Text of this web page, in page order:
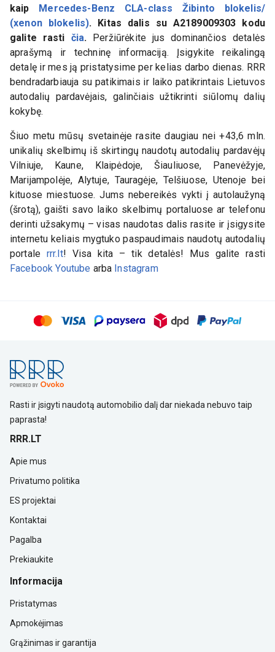
kaip Mercedes-Benz CLA-class Žibinto blokelis/
(xenon blokelis). Kitas dalis su A2189009303 kodu
galite rasti čia. Peržiūrėkite jus dominančios detalės
aprašymą ir techninę informaciją. Įsigykite reikalingą
detalę ir mes ją pristatysime per kelias darbo dienas. RRR
bendradarbiauja su patikimais ir laiko patikrintais Lietuvos
autodalių pardavėjais, galinčiais užtikrinti siūlomų dalių
kokybę.
Šiuo metu mūsų svetainėje rasite daugiau nei +43,6 mln.
unikalių skelbimų iš skirtingų naudotų autodalių pardavėjų
Vilniuje, Kaune, Klaipėdoje, Šiauliuose, Panevėžyje,
Marijampolėje, Alytuje, Tauragėje, Telšiuose, Utenoje bei
kituose miestuose. Jums nebereikės vykti į autolaužyną
(šrotą), gaišti savo laiko skelbimų portaluose ar telefonu
derinti užsakymų – visas naudotas dalis rasite ir įsigysite
internetu keliais mygtuko paspaudimais naudotų autodalių
portale rrr.lt! Visa kita – tik detalės! Mus galite rasti
Facebook Youtube arba Instagram
Rasti ir įsigyti naudotą automobilio dalį dar niekada nebuvo taip
paprasta!
RRR.LT
Apie mus
Privatumo politika
ES projektai
Kontaktai
Pagalba
Prekiaukite
Informacija
Pristatymas
Apmokėjimas
Grąžinimas ir garantija